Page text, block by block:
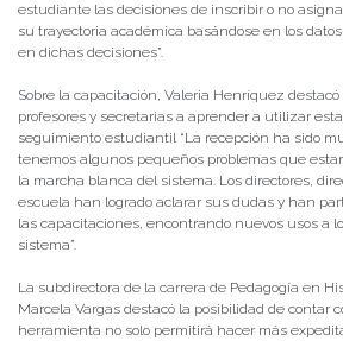
estudiante las decisiones de inscribir o no
su trayectoria académica basándose en los
en dichas decisiones”.
Sobre la capacitación, Valeria Henríquez
profesores y secretarias a aprender a utilizar
seguimiento estudiantil “La recepción ha sido
tenemos algunos pequeños problemas que
la marcha blanca del sistema. Los directores,
escuela han logrado aclarar sus dudas y han
las capacitaciones, encontrando nuevos usos a
sistema”.
La subdirectora de la carrera de Pedagogía en
Marcela Vargas destacó la posibilidad de contar
herramienta no solo permitirá hacer más